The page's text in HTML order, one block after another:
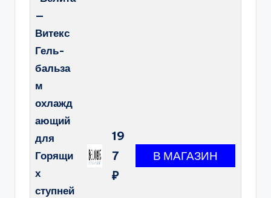
—
Витекс
Гель-
бальза
м
охлажд
ающий
для
Горящи
х
ступней
19
7
₽